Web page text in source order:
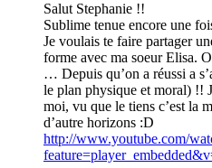
Salut Stephanie !!
Sublime tenue encore une
Je voulais te faire partager
forme avec ma soeur Elisa.
… Depuis qu’on a réussi a
le plan physique et moral) !!
moi, vu que le tiens c’est la
d’autre horizons :D
http://www.youtube.com/